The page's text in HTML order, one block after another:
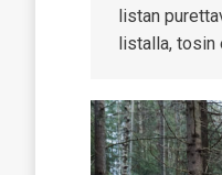
listan
listalla,